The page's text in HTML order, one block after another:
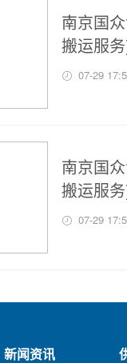
南京国
搬运服
07-29
南京国
搬运服
07-29
新闻资讯